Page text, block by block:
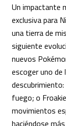
Un impactante
exclusiva para
una tierra de
siguiente
nuevos
escoger uno de
fuego; o
movimientos
haciéndose